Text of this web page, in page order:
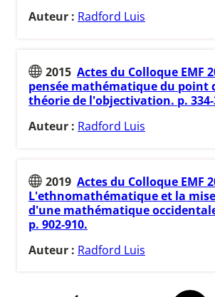
Auteur : Radford Luis
2015 Actes du Colloque EMF
pensée mathématique du point
théorie de l'objectivation. p. 334-
Auteur : Radford Luis
2019 Actes du Colloque EMF
L'ethnomathématique et la
d'une mathématique
p. 902-910.
Auteur : Radford Luis